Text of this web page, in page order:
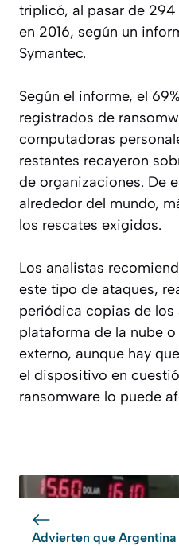
triplicó, al pasar de 294
en 2016, según un
Symantec.
Según el informe, el
registrados de
computadoras
restantes recayeron
de organizaciones. De
alrededor del mundo,
los rescates exigidos.
Los analistas
este tipo de ataques,
periódica copias de los
plataforma de la nube
externo, aunque hay
el dispositivo en
ransomware lo puede
Advierten que Argentina